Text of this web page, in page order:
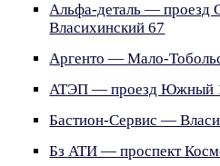
Альфа-деталь — проезд
Власихинский 67
Аргенто — Мало-
АТЭП — проезд Южный
Бастион-Сервис —
Бз АТИ — проспект